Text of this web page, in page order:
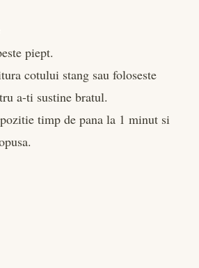
piept.
cotului stang sau foloseste
a-ti sustine bratul.
timp de pana la 1 minut si